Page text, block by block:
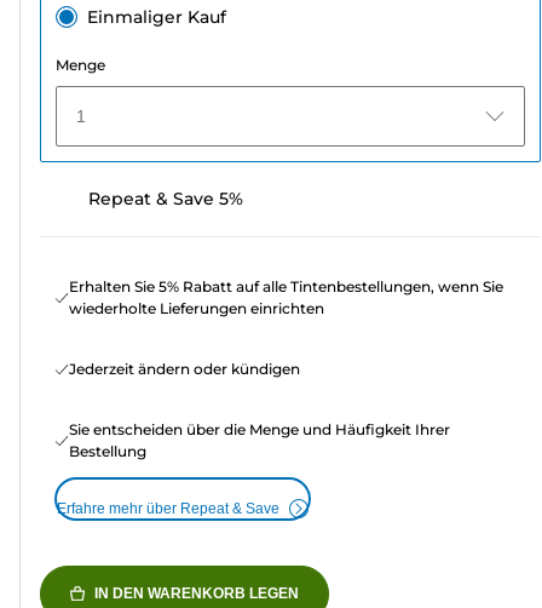
Einmaliger Kauf
Menge
1
Repeat & Save 5%
Erhalten Sie 5% Rabatt auf alle Tintenbestellungen, wenn Sie
wiederholte Lieferungen einrichten
Jederzeit ändern oder kündigen
Sie entscheiden über die Menge und Häufigkeit Ihrer
Bestellung
Erfahre mehr über Repeat & Save
IN DEN WARENKORB LEGEN